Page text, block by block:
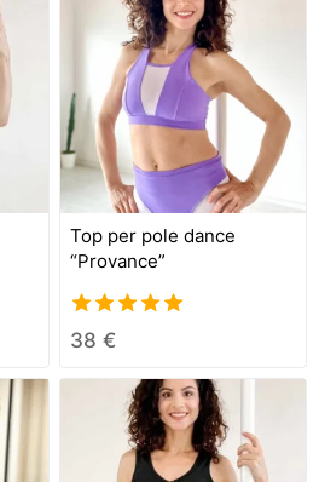
Top per pole dance
“Provance”
5.00
38 €